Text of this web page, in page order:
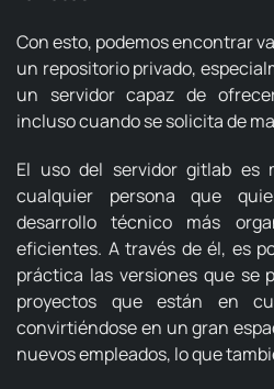
Con esto, podemos encontrar
un repositorio privado,
un servidor capaz de
incluso cuando se solicita de
El uso del servidor gitlab es
cualquier persona que
desarrollo técnico más
eficientes. A través de él, es
práctica las versiones que se
proyectos que están en
convirtiéndose en un gran
nuevos empleados, lo que